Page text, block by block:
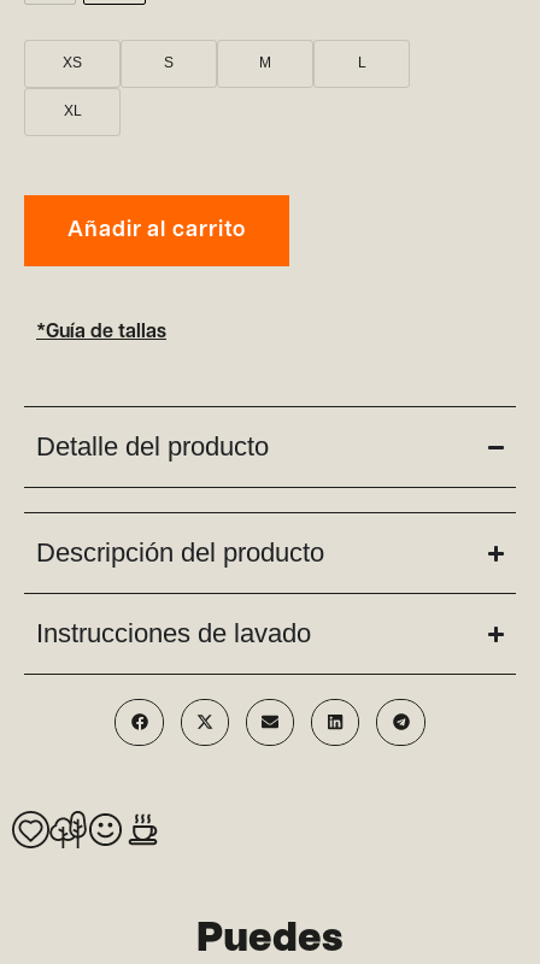
XS S M L
XL
Añadir al carrito
*Guía de tallas
Detalle del producto
Descripción del producto
Instrucciones de lavado
Puedes